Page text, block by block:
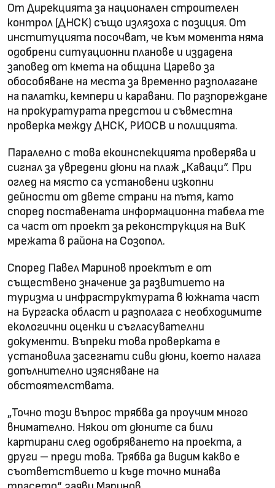
От Дирекцията за национален строителен
контрол (ДНСК) също излязоха с позиция. От
институцията посочват, че към момента няма
одобрени ситуационни планове и издадена
заповед от кмета на община Царево за
обособяване на места за временно разполагане
на палатки, кемпери и каравани. По разпореждане
на прокуратурата предстои и съвместна
проверка между ДНСК, РИОСВ и полицията.
Паралелно с това екоинспекцията проверява и
сигнал за увредени дюни на плаж „Каваци“. При
оглед на място са установени изкопни
дейности от двете страни на пътя, като
според поставената информационна табела те
са част от проект за реконструкция на ВиК
мрежата в района на Созопол.
Според Павел Маринов проектът е от
съществено значение за развитието на
туризма и инфраструктурата в южната част
на Бургаска област и разполага с необходимите
екологични оценки и съгласувателни
документи. Въпреки това проверката е
установила засегнати сиви дюни, което налага
допълнително изясняване на
обстоятелствата.
„Точно този въпрос трябва да проучим много
внимателно. Някои от дюните са били
картирани след одобряването на проекта, а
други – преди това. Трябва да видим какво е
съответствието и къде точно минава